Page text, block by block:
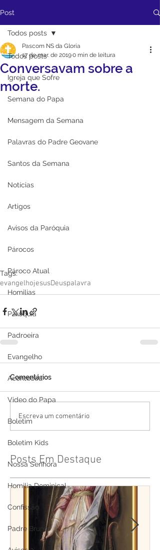
Post
Todos posts
Igreja que Sofre
Semana do Papa
Mensagem da Semana
Palavras do Padre Geovane
Santos da Semana
Notícias
Artigos
Avisos da Paróquia
Párocos
Pároco Atual
Homilias
Paróquia
Padroeira
Evangelho
Aconteceu
Video do Papa
Boletim
Boletim Kids
Nossa Senhora
Homilia Dominical
Confissão
Padre Bruno
Todos posts
Conversavam sobre a
morte.
Pascom NS da Gloria
17 de mar. de 20190 min de leitura
Tags:
evangelhojesusDeuspalavra
Comentários
Escreva um comentário
Posts Em Destaque